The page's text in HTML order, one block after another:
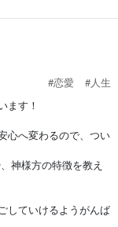
#恋愛
#人生
ます！
心へ変わるので、つい
神様方の特徴を教え
していけるようがんば